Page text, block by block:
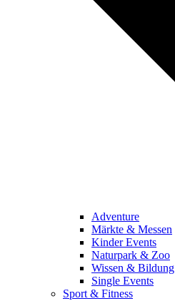
Adventure
Märkte & Messen
Kinder Events
Naturpark & Zoo
Wissen & Bildung
Single Events
Sport & Fitness